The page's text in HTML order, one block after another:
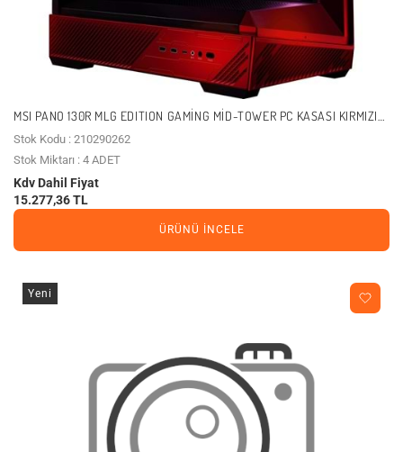
MSI PANO 130R MLG EDITION GAMING MID-TOWER PC KASASI KIRMIZI-
SIYAH
Stok Kodu : 210290262
Stok Miktarı : 4 ADET
Kdv Dahil Fiyat
15.277,36 TL
ÜRÜNÜ İNCELE
Yeni